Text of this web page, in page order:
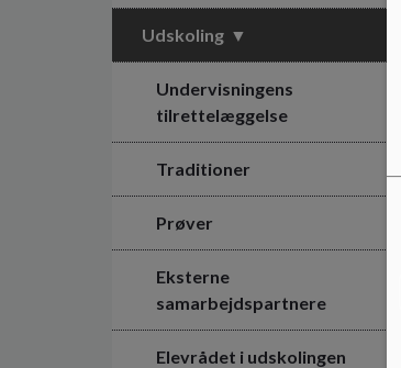
Udskoling
Undervisningens
tilrettelæggelse
Traditioner
Prøver
Eksterne
samarbejdspartnere
Elevrådet i udskolingen